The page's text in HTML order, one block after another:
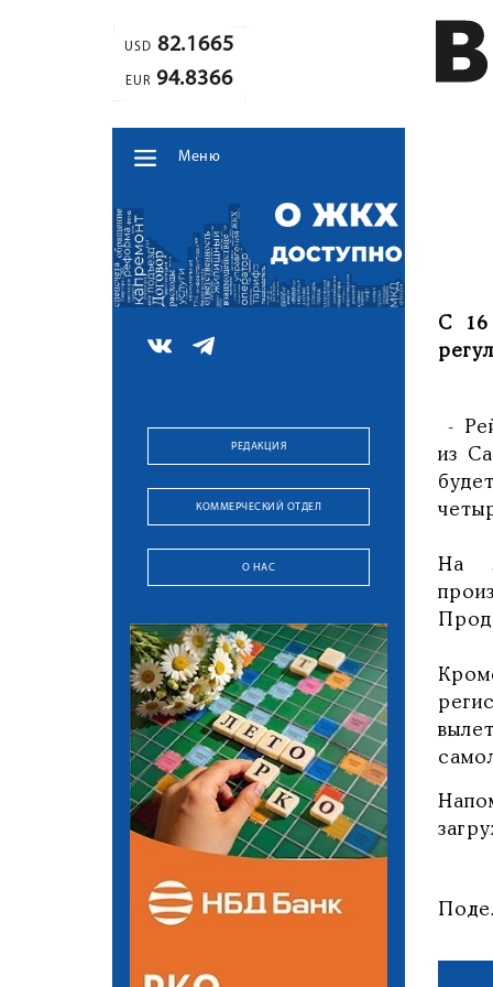
USD 82.1665
EUR 94.8366
Меню
РЕДАКЦИЯ
КОММЕРЧЕСКИЙ ОТДЕЛ
О НАС
С 16
-
из
На